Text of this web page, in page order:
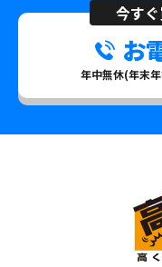
今す
お
年中無休(年末